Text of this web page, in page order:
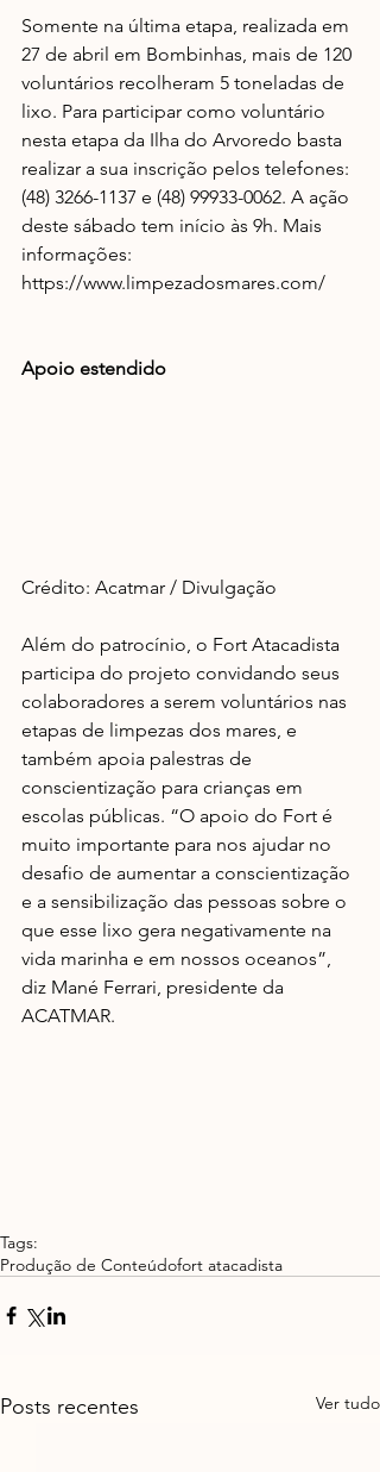
Somente na última etapa, realizada em
27 de abril em Bombinhas, mais de 120
voluntários recolheram 5 toneladas de
lixo. Para participar como voluntário
nesta etapa da Ilha do Arvoredo basta
realizar a sua inscrição pelos telefones:
(48) 3266-1137 e (48) 99933-0062. A ação
deste sábado tem início às 9h. Mais
informações:
https://www.limpezadosmares.com/
Apoio estendido
Crédito: Acatmar / Divulgação
Além do patrocínio, o Fort Atacadista
participa do projeto convidando seus
colaboradores a serem voluntários nas
etapas de limpezas dos mares, e
também apoia palestras de
conscientização para crianças em
escolas públicas. “O apoio do Fort é
muito importante para nos ajudar no
desafio de aumentar a conscientização
e a sensibilização das pessoas sobre o
que esse lixo gera negativamente na
vida marinha e em nossos oceanos”,
diz Mané Ferrari, presidente da
ACATMAR.
Tags:
Produção de Conteúdofort atacadista
Posts recentes Ver tudo